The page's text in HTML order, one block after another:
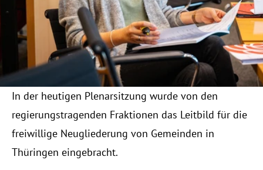
Careers
Docs
About
COMMUNITY
In der heutigen Plenarsitzung wurde von den
regierungstragenden Fraktionen das Leitbild für die
freiwillige Neugliederung von Gemeinden in
Thüringen eingebracht.